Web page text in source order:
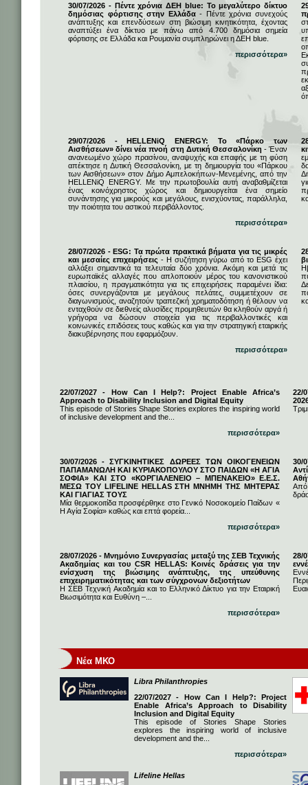
30/07/2026 - Πέντε χρόνια ΔΕΗ blue: Το μεγαλύτερο δίκτυο
δημόσιας φόρτισης στην Ελλάδα- Πέντε χρόνια συνεχούς
ανάπτυξης και επενδύσεων στη βιώσιμη κινητικότητα, έχοντας
αναπτύξει ένα δίκτυο με πάνω από 4.700 δημόσια σημεία
φόρτισης σε Ελλάδα και Ρουμανία συμπληρώνει η ΔΕΗ blue.
περισσότερα»
29/07/2026 - HELLENiQ ENERGY: Το «Πάρκο των
Αισθήσεων» δίνει νέα πνοή στη Δυτική Θεσσαλονίκη - Έναν
ανανεωμένο χώρο πρασίνου, αναψυχής και επαφής με τη φύση
απέκτησε η Δυτική Θεσσαλονίκη, με τη δημιουργία του «Πάρκου
των Αισθήσεων» στον Δήμο Αμπελοκήπων-Μενεμένης, από την
HELLENiQ ENERGY. Με την πρωτοβουλία αυτή αναβαθμίζεται
ένας κοινόχρηστος χώρος και δημιουργείται ένα σημείο
συνάντησης για μικρούς και μεγάλους, ενισχύοντας, παράλληλα,
την ποιότητα του αστικού περιβάλλοντος.
περισσότερα»
28/07/2026 - ESG: Τα πρώτα πρακτικά βήματα για τις μικρές
και μεσαίες επιχειρήσεις - Η συζήτηση γύρω από το ESG έχει
αλλάξει σημαντικά τα τελευταία δύο χρόνια. Ακόμη και μετά τις
ευρωπαϊκές αλλαγές που απλοποιούν μέρος του κανονιστικού
πλαισίου, η πραγματικότητα για τις επιχειρήσεις παραμένει ίδια:
όσες συνεργάζονται με μεγάλους πελάτες, συμμετέχουν σε
διαγωνισμούς, αναζητούν τραπεζική χρηματοδότηση ή θέλουν να
ενταχθούν σε διεθνείς αλυσίδες προμηθευτών θα κληθούν αργά ή
γρήγορα να δώσουν στοιχεία για τις περιβαλλοντικές και
κοινωνικές επιδόσεις τους καθώς και για την στρατηγική εταιρικής
διακυβέρνησης που εφαρμόζουν.
περισσότερα»
22/07/2027 - How Can I Help?: Project Enable Africa’s
Approach to Disability Inclusion and Digital Equity
This episode of Stories Shape Stories explores the inspiring world
of inclusive development and the...
περισσότερα»
22/
30/07/2026 - ΣΥΓΚΙΝΗΤΙΚΕΣ ΔΩΡΕΕΣ ΤΩΝ ΟΙΚΟΓΕΝΕΙΩΝ
ΠΑΠΑΜΑΝΩΛΗ ΚΑΙ ΚΥΡΙΑΚΟΠΟΥΛΟΥ ΣΤΟ ΠΑΙΔΩΝ «Η ΑΓΙΑ
ΣΟΦΙΑ» ΚΑΙ ΣΤΟ «ΚΟΡΓΙΑΛΕΝΕΙΟ – ΜΠΕΝΑΚΕΙΟ» Ε.Ε.Σ.
ΜΕΣΩ ΤΟΥ LIFELINE HELLAS ΣΤΗ ΜΝΗΜΗ ΤΗΣ ΜΗΤΕΡΑΣ
ΚΑΙ ΓΙΑΓΙΑΣ ΤΟΥΣ
Μία θερμοκοιτίδα προσφέρθηκε στο Γενικό Νοσοκομείο Παίδων «
Η Αγία Σοφία» καθώς και επτά φορεία...
περισσότερα»
30/
Από
28/07/2026 - Μνημόνιο Συνεργασίας μεταξύ της ΣΕΒ Τεχνικής
Ακαδημίας και του CSR HELLAS: Κοινές δράσεις για την
ενίσχυση της βιώσιμης ανάπτυξης, της υπεύθυνης
επιχειρηματικότητας και των σύγχρονων δεξιοτήτων
Η ΣΕΒ Τεχνική Ακαδημία και το Ελληνικό Δίκτυο για την Εταιρική
Βιωσιμότητα και Ευθύνη –...
περισσότερα»
28/
Νέα ΜΚΟ
Libra Philanthropies
22/07/2027 - How Can I Help?: Project
Enable Africa’s Approach to Disability
Inclusion and Digital Equity
This episode of Stories Shape Stories
explores the inspiring world of inclusive
development and the...
περισσότερα»
Lifeline Hellas